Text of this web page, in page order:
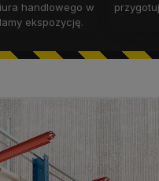
handlowego w
ekspozycję.